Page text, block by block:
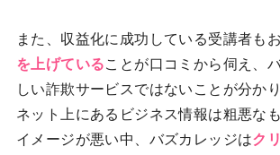
また、収益化に成功している受講者もお
を上げていることが口コミから伺え、
しい詐欺サービスではないことが分かり
ネット上にあるビジネス情報は粗悪な
イメージが悪い中、バズカレッジはク